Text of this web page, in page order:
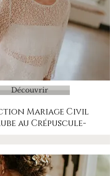
Découvrir
Mariage Civil
au Crépuscule-